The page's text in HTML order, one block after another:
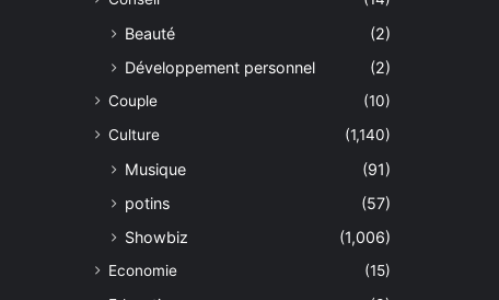
Beauté
(2)
Développement personnel
(2)
Couple
(10)
Culture
(1,140)
Musique
(91)
potins
(57)
Showbiz
(1,006)
Economie
(15)